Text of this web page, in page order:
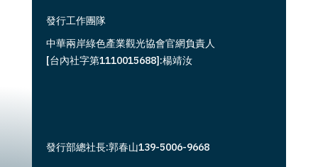
發行工作團隊
中華兩岸綠色產業觀光協會官網負責人
[台內社字第1110015688]:楊靖汝
發行部總社長:郭春山139-5006-9668